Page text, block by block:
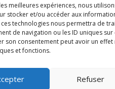
meilleures expériences, nous
stocker et/ou accéder aux
technologies nous permettra de
de navigation ou les ID uniques
son consentement peut avoir un effet
et fonctions.
Refuser
doit remplir 3
la bonne identité du destinataire
et vérifiables
est nécessaire (en cas de
du dépôt de sa lettre via